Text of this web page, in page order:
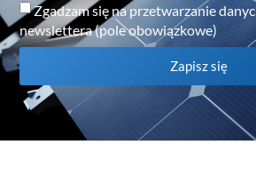
Zgadzam się na przetwarzanie
newslettera (pole obowiązkowe)
Zapisz się